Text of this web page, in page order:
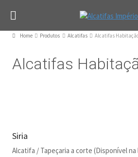
Home Produtos Alcatifas Alcatifas
Alcatifas
Siria
Alcatifa / Tapeçaria a corte (Disponível